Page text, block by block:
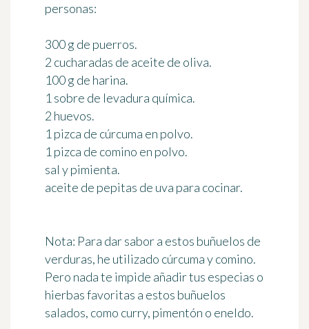
personas:
300 g de puerros.
2 cucharadas de aceite de oliva.
100 g de harina.
1 sobre de levadura química.
2 huevos.
1 pizca de cúrcuma en polvo.
1 pizca de comino en polvo.
sal y pimienta.
aceite de pepitas de uva para cocinar.
Nota: Para dar sabor a estos buñuelos de
verduras, he utilizado cúrcuma y comino.
Pero nada te impide añadir tus especias o
hierbas favoritas a estos buñuelos
salados, como curry, pimentón o eneldo.